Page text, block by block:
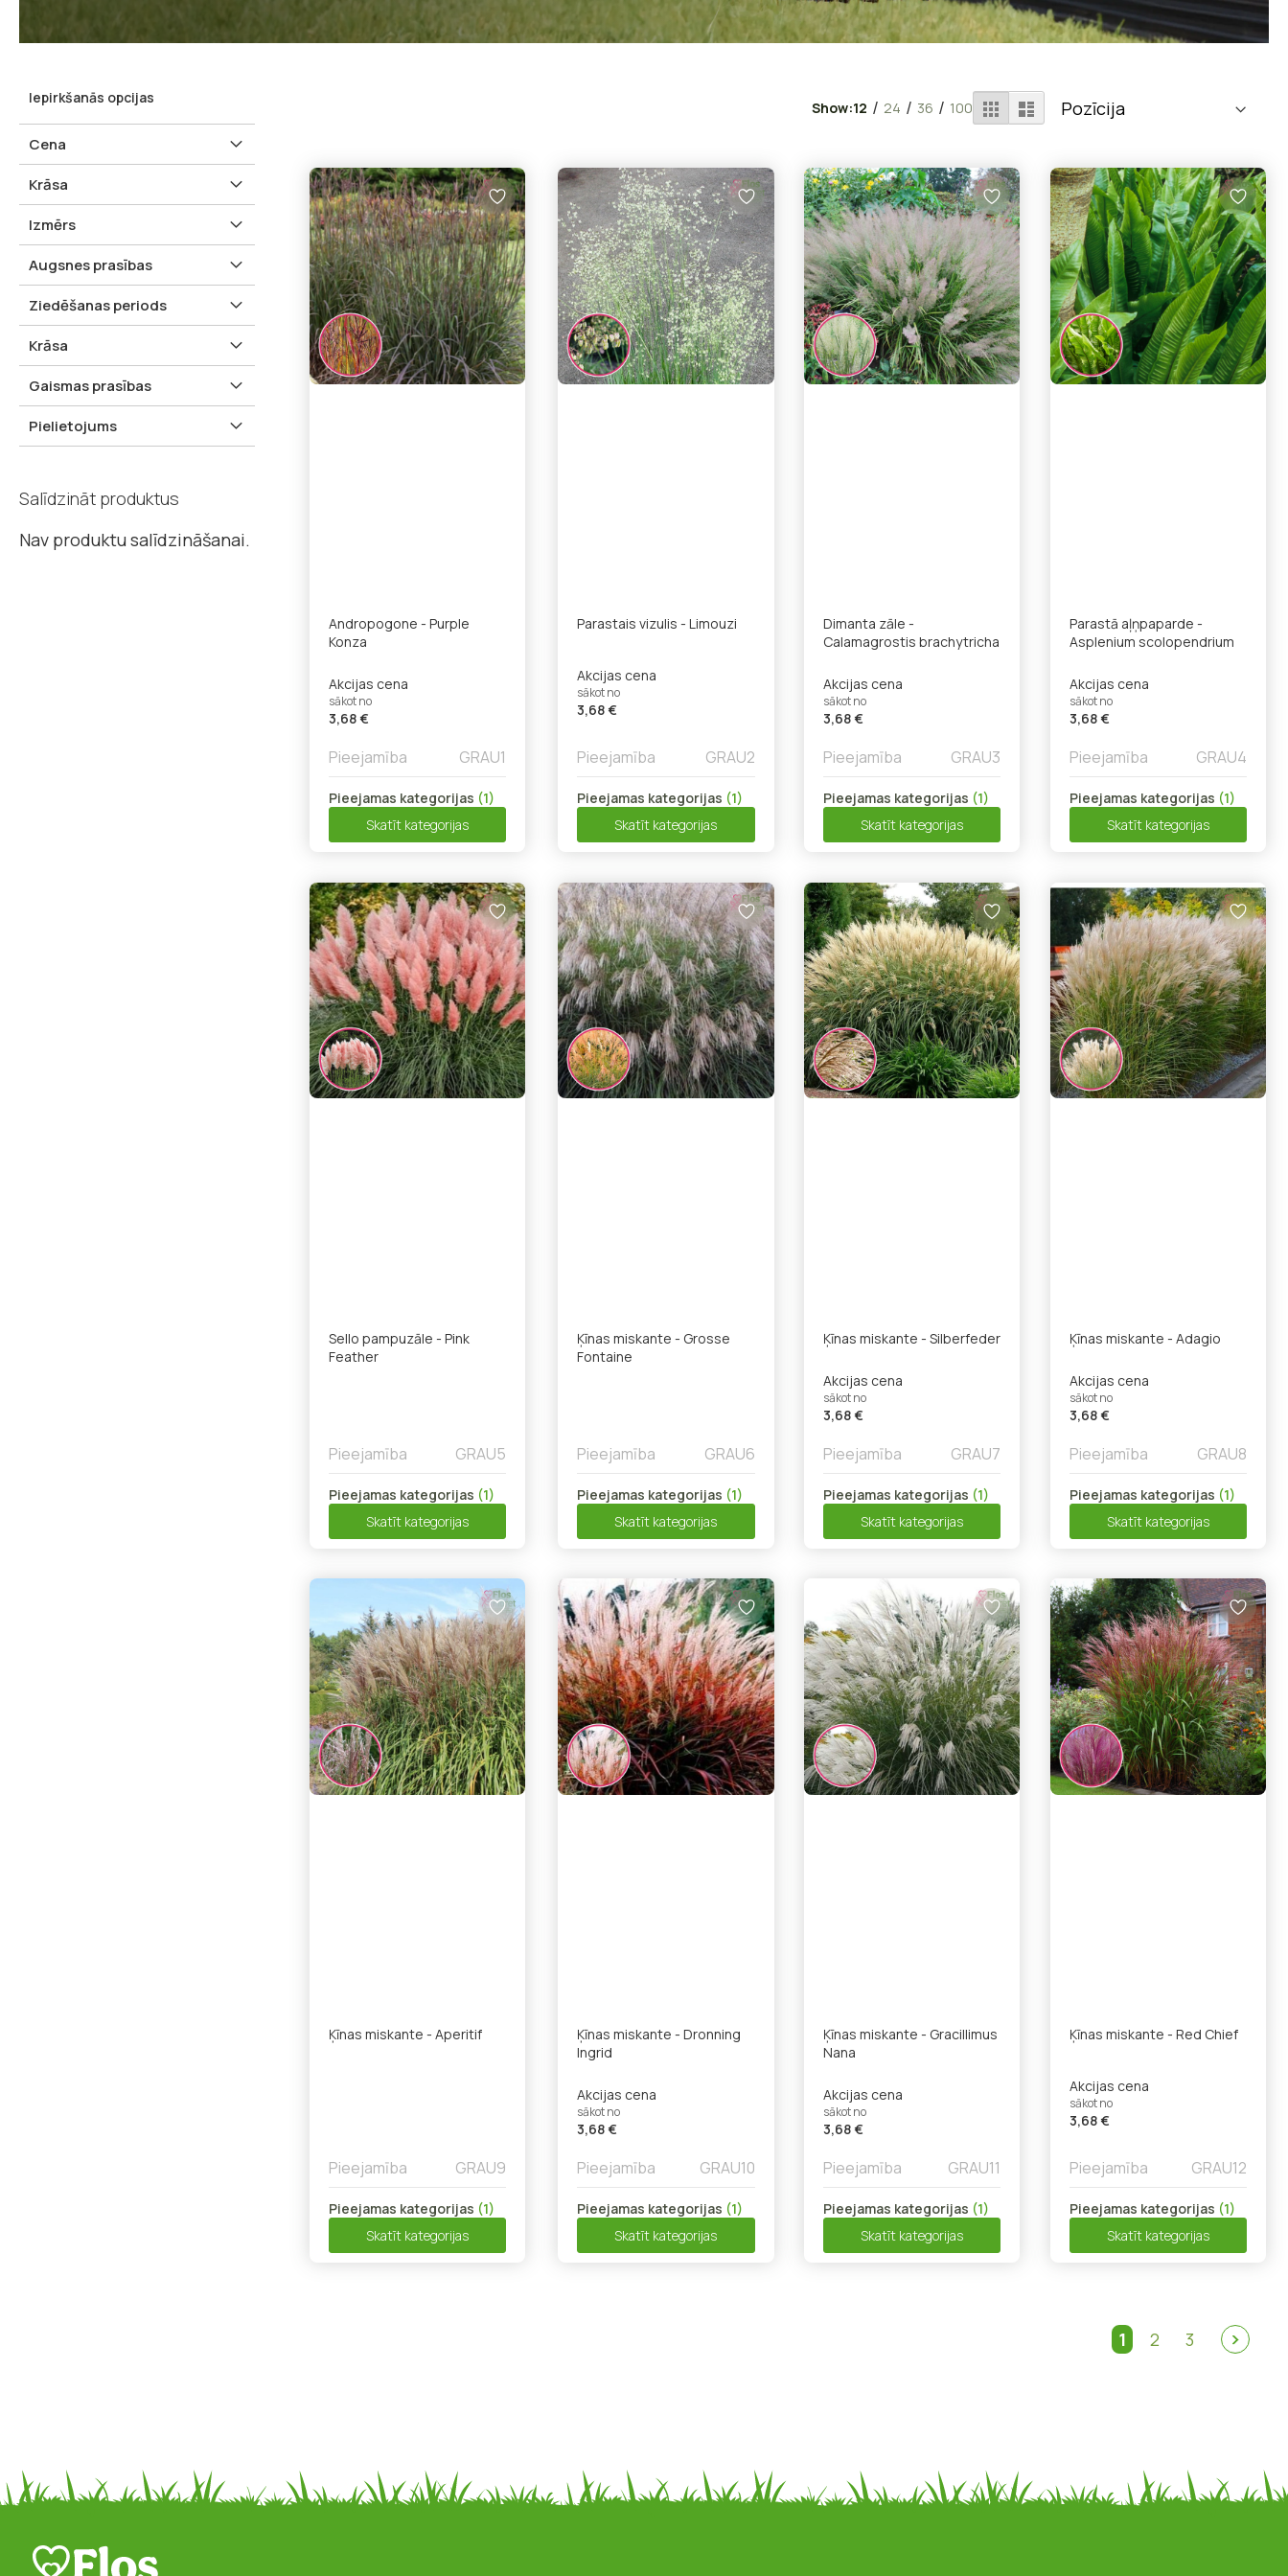
Show:12 / 24 / 36 / 100
Apskatīt
kā
RežģisSaraksts
Andropogone - Purple
Konza
Akcijas cena
sākot no
3,68 €
GRAU1
Pieejamība
Pieejamas kategorijas (1)
Skatīt kategorijas
Parastais vizulis - Limouzi
Akcijas cena
sākot no
3,68 €
GRAU2
Pieejamība
Pieejamas kategorijas (1)
Skatīt kategorijas
Dimanta zāle -
Calamagrostis brachytricha
Akcijas cena
sākot no
3,68 €
GRAU3
Pieejamība
Pieejamas kategorijas (1)
Skatīt kategorijas
Parastā aļņpaparde -
Asplenium scolopendrium
Akcijas cena
sākot no
3,68 €
GRAU4
Pieejamība
Pieejamas kategorijas (1)
Skatīt kategorijas
Sello pampuzāle - Pink
Feather
GRAU5
Pieejamība
Pieejamas kategorijas (1)
Skatīt kategorijas
Ķīnas miskante - Grosse
Fontaine
GRAU6
Pieejamība
Pieejamas kategorijas (1)
Skatīt kategorijas
Ķīnas miskante - Silberfeder
Akcijas cena
sākot no
3,68 €
GRAU7
Pieejamība
Pieejamas kategorijas (1)
Skatīt kategorijas
Ķīnas miskante - Adagio
Akcijas cena
sākot no
3,68 €
GRAU8
Pieejamība
Pieejamas kategorijas (1)
Skatīt kategorijas
Ķīnas miskante - Aperitif
GRAU9
Pieejamība
Pieejamas kategorijas (1)
Skatīt kategorijas
Ķīnas miskante - Dronning
Ingrid
Akcijas cena
sākot no
3,68 €
GRAU10
Pieejamība
Pieejamas kategorijas (1)
Skatīt kategorijas
Ķīnas miskante - Gracillimus
Nana
Akcijas cena
sākot no
3,68 €
GRAU11
Pieejamība
Pieejamas kategorijas (1)
Skatīt kategorijas
Ķīnas miskante - Red Chief
Akcijas cena
sākot no
3,68 €
GRAU12
Pieejamība
Pieejamas kategorijas (1)
Skatīt kategorijas
1 2 3
Iepirkšanās opcijas
Cena
Krāsa
Izmērs
Augsnes prasības
Ziedēšanas periods
Krāsa
Gaismas prasības
Pielietojums
Salīdzināt produktus
Nav produktu salīdzināšanai.